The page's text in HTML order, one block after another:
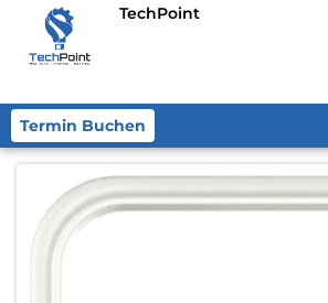
TechPoint
Termin Buchen